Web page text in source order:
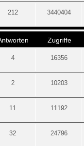
212 3440404
Zugriffe
4 16356
2 10203
11 11192
32 24796